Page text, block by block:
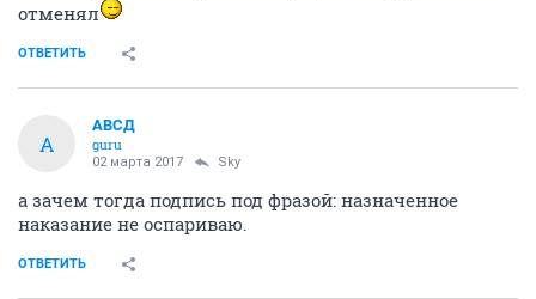
отменял
ОТВЕТИТЬ
А
АВСД
guru
02 марта 2017 Sky
а зачем тогда подпись под фразой: назначенное
наказание не оспариваю.
ОТВЕТИТЬ